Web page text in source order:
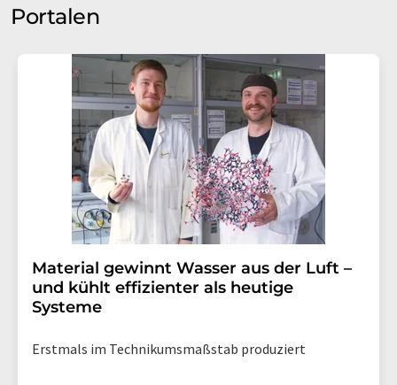
Portalen
Material gewinnt Wasser aus der Luft –
und kühlt effizienter als heutige
Systeme
Erstmals im Technikumsmaßstab produziert